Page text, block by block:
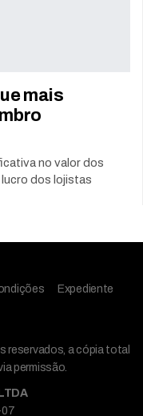
mais
no valor dos
dos lojistas
Expediente
reservados, a cópia total
permissão.
07